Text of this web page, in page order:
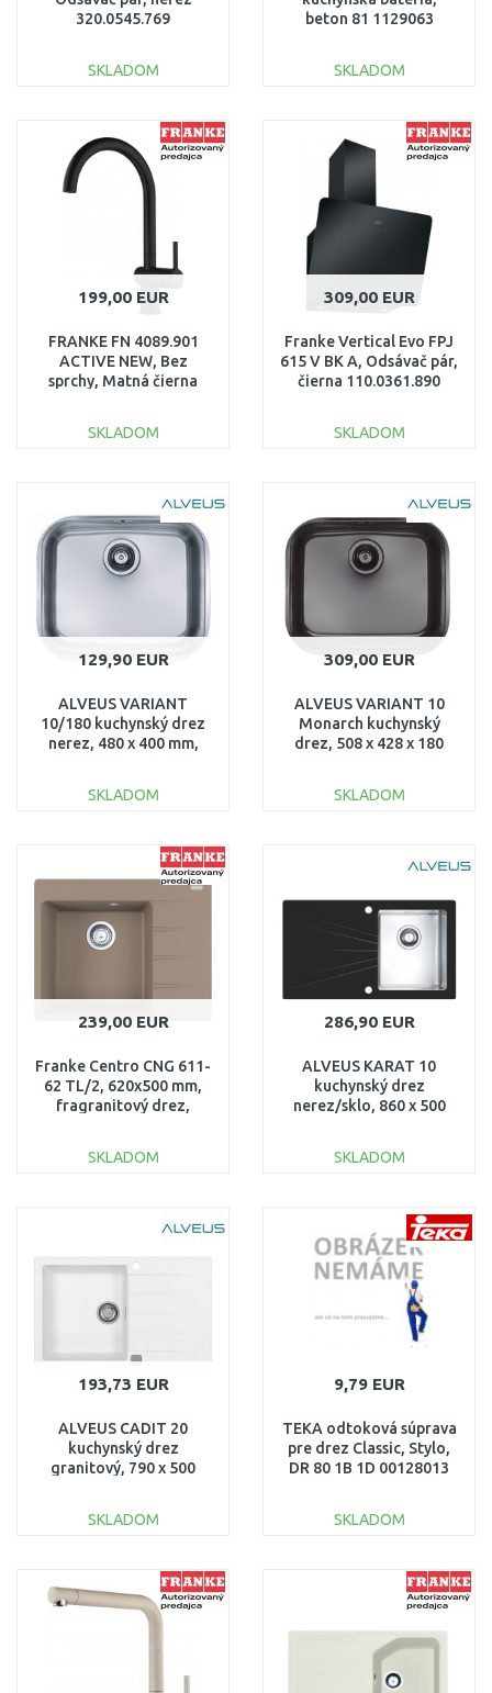
320.0545.769
SKLADOM
Porovnať
beton 81 1129063
SKLADOM
Porovnať
199,00 EUR
FRANKE FN 4089.901
ACTIVE NEW, Bez
sprchy, Matná čierna
SKLADOM
Porovnať
309,00 EUR
Franke Vertical Evo FPJ
615 V BK A, Odsávač pár,
čierna 110.0361.890
SKLADOM
Porovnať
129,90 EUR
ALVEUS VARIANT
10/180 kuchynský drez
nerez, 480 x 400 mm,
SKLADOM
Porovnať
309,00 EUR
ALVEUS VARIANT 10
Monarch kuchynský
drez, 508 x 428 x 180
SKLADOM
239,00 EUR
Franke Centro CNG 611-
62 TL/2, 620x500 mm,
fragranitový drez,
SKLADOM
286,90 EUR
ALVEUS KARAT 10
kuchynský drez
nerez/sklo, 860 x 500
SKLADOM
Porovnať
193,73 EUR
ALVEUS CADIT 20
kuchynský drez
granitový, 790 x 500
SKLADOM
Porovnať
9,79 EUR
TEKA odtoková súprava
pre drez Classic, Stylo,
DR 80 1B 1D 00128013
SKLADOM